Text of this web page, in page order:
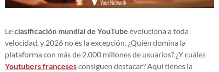
Leclasificación mundial de YouTube evoluciona a toda
velocidad, y 2026 no es la excepción. ¿Quién domina la
plataforma con más de 2.000 millones de usuarios? ¿Y cuáles
Youtubers francesesconsiguen destacar? Aquí tienes la